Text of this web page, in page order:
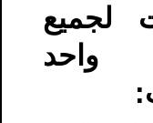
لجميع
واحد